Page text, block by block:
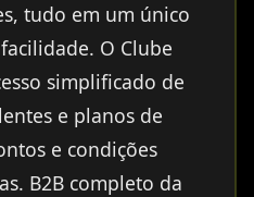
tudo em um único
O Clube
simplificado de
e planos de
e condições
B2B completo da